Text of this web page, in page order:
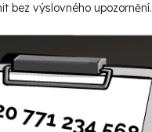
bez výslovného upozornění.